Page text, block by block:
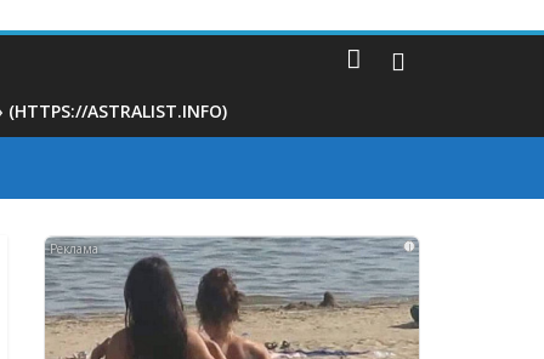
ASTRALIST.INFO)
i